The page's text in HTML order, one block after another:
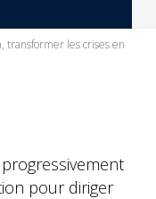
transformer les crises en
pour diriger